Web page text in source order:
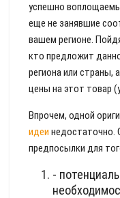
успешно
еще не занявшие
вашем регионе.
кто предложит
региона или страны,
цены на этот товар
Впрочем, одной
идеи недостаточно.
предпосылки для
-